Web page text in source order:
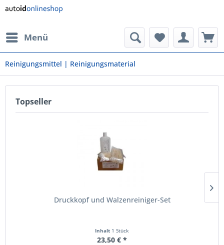
Menü
Reinigungsmittel | Reinigungsmaterial
Topseller
Druckkopf und Walzenreiniger-Set
Inhalt 1 Stück
23,50 € *